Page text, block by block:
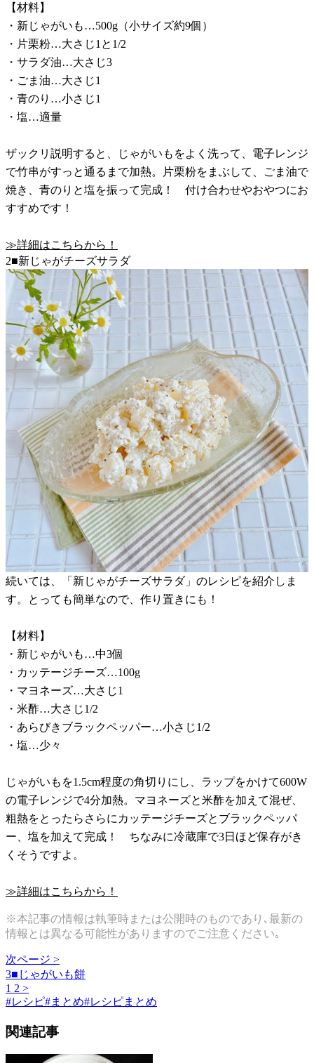
【材料】
・新じゃがいも…500g（小サイズ約9個）
・片栗粉…大さじ1と1/2
・サラダ油…大さじ3
・ごま油…大さじ1
・青のり…小さじ1
・塩…適量
ザックリ説明すると、じゃがいもをよく洗って、電子レンジ
で竹串がすっと通るまで加熱。片栗粉をまぶして、ごま油で
焼き、青のりと塩を振って完成！ 付け合わせやおやつにお
すすめです！
≫詳細はこちらから！
2■新じゃがチーズサラダ
続いては、「新じゃがチーズサラダ」のレシピを紹介しま
す。とっても簡単なので、作り置きにも！
【材料】
・新じゃがいも…中3個
・カッテージチーズ…100g
・マヨネーズ…大さじ1
・米酢…大さじ1/2
・あらびきブラックペッパー…小さじ1/2
・塩…少々
じゃがいもを1.5cm程度の角切りにし、ラップをかけて600W
の電子レンジで4分加熱。マヨネーズと米酢を加えて混ぜ、
粗熱をとったらさらにカッテージチーズとブラックペッパ
ー、塩を加えて完成！ ちなみに冷蔵庫で3日ほど保存がき
くそうですよ。
≫詳細はこちらから！
※本記事の情報は執筆時または公開時のものであり､最新の
情報とは異なる可能性がありますのでご注意ください｡
次ページ >
3■じゃがいも餅
1 2 >
#レシピ#まとめ#レシピまとめ
関連記事